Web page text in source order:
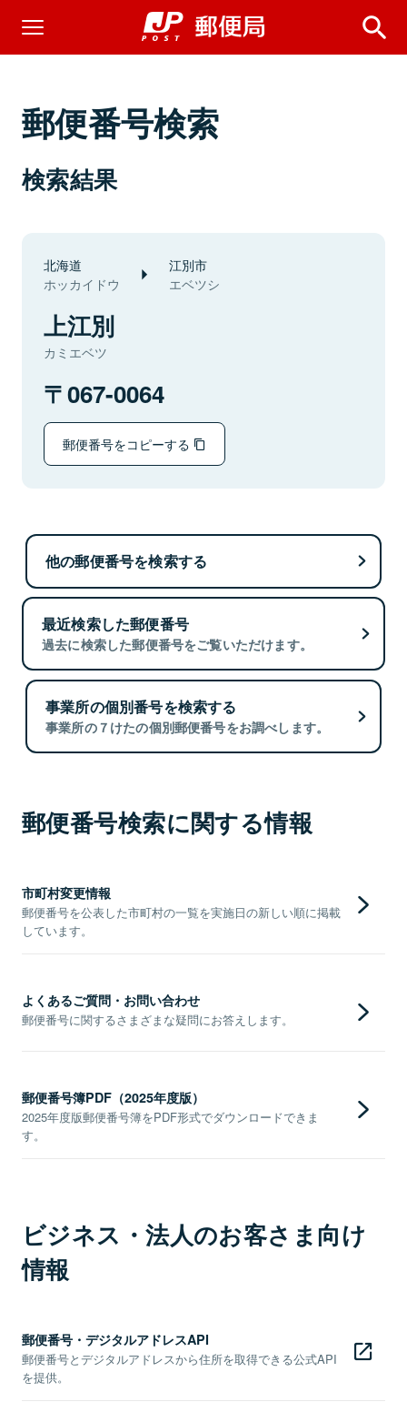
郵便番号検索
検索結果
北海道
ホッカイドウ
江別市
エベツシ
上江別
カミエベツ
067-0064
郵便番号をコピーする
他の郵便番号を検索する
最近検索した郵便番号
過去に検索した郵便番号をご覧いただけます。
事業所の個別番号を検索する
事業所の７けたの個別郵便番号をお調べします。
郵便番号検索に関する情報
市町村変更情報
郵便番号を公表した市町村の一覧を実施日の新しい順に掲載
しています。
よくあるご質問・お問い合わせ
郵便番号に関するさまざまな疑問にお答えします。
郵便番号簿PDF（2025年度版）
2025年度版郵便番号簿をPDF形式でダウンロードできま
す。
ビジネス・法人のお客さま向け
情報
郵便番号・デジタルアドレスAPI
郵便番号とデジタルアドレスから住所を取得できる公式API
を提供。